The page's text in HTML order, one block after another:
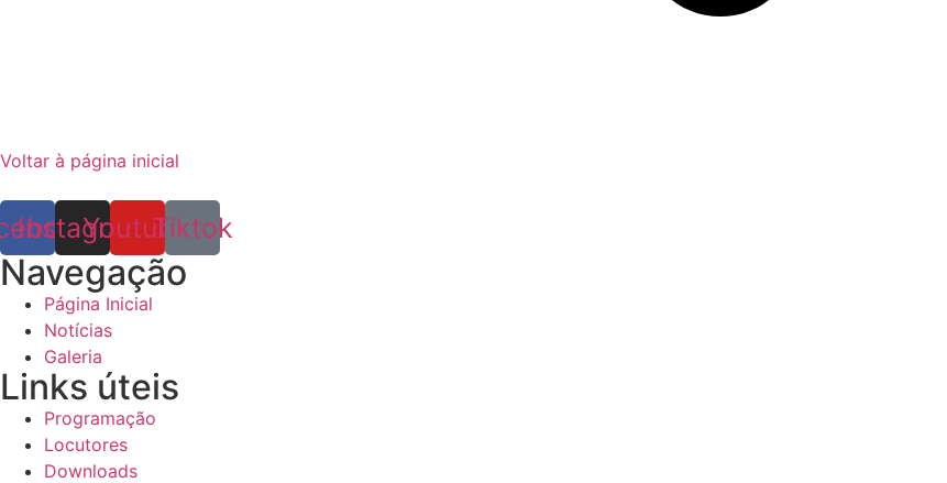
Voltar à página inicial
Instagram
YoutubeTiktok
Navegação
Página Inicial
Notícias
Galeria
Links úteis
Programação
Locutores
Downloads